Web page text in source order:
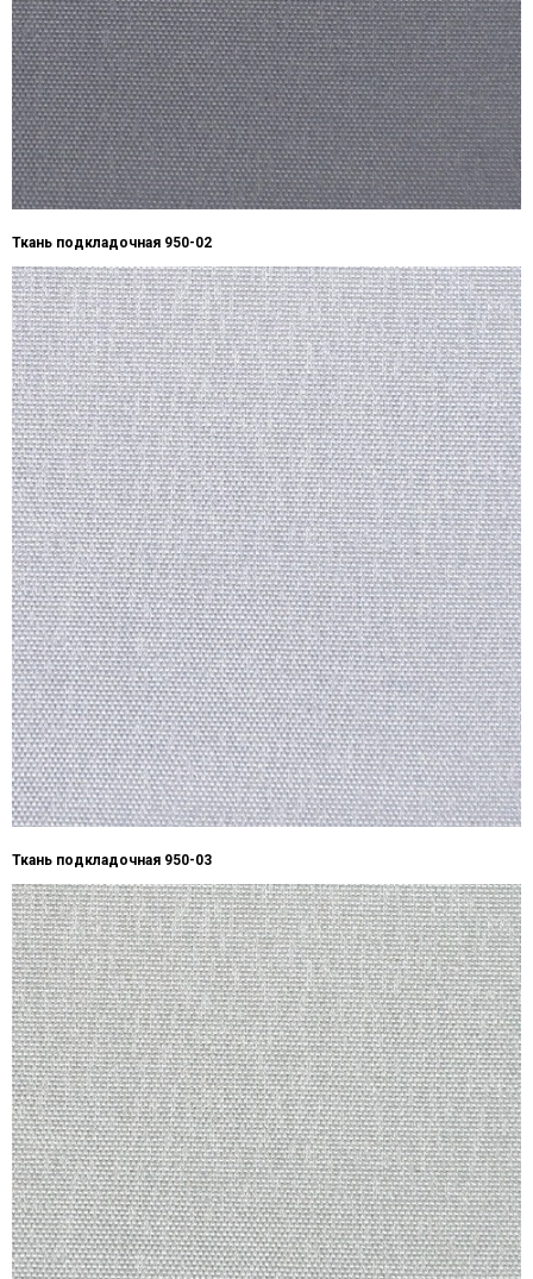
Ткань подкладочная 950-02
Ткань подкладочная 950-03